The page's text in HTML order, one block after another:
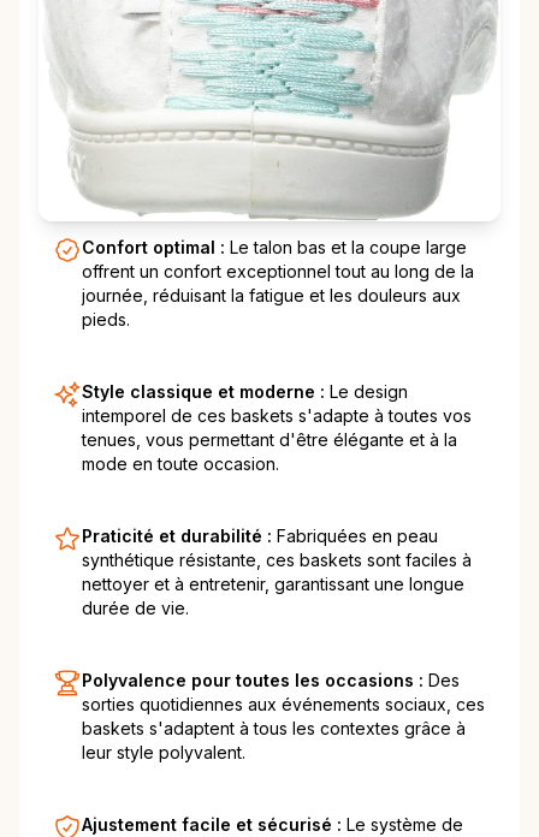
Confort optimal : Le talon bas et la coupe large
offrent un confort exceptionnel tout au long de la
journée, réduisant la fatigue et les douleurs aux
pieds.
Style classique et moderne : Le design
intemporel de ces baskets s'adapte à toutes vos
tenues, vous permettant d'être élégante et à la
mode en toute occasion.
Praticité et durabilité : Fabriquées en peau
synthétique résistante, ces baskets sont faciles à
nettoyer et à entretenir, garantissant une longue
durée de vie.
Polyvalence pour toutes les occasions : Des
sorties quotidiennes aux événements sociaux, ces
baskets s'adaptent à tous les contextes grâce à
leur style polyvalent.
Ajustement facile et sécurisé : Le système de